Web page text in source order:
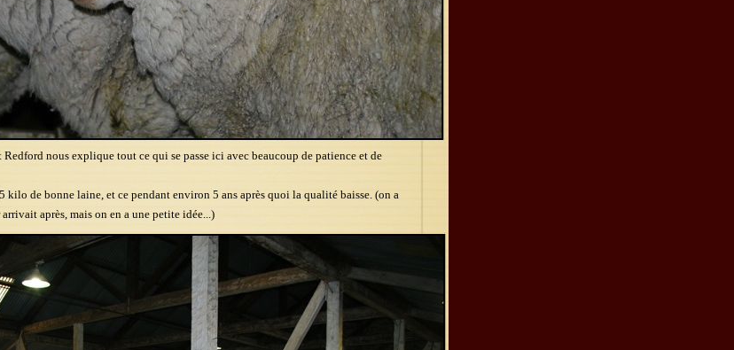
Redford nous explique tout ce qui se passe ici avec beaucoup de patience et de
kilo de bonne laine, et ce pendant environ 5 ans après quoi la qualité baisse. (on a
après, mais on en a une petite idée...)